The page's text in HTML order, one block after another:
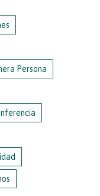
Persona